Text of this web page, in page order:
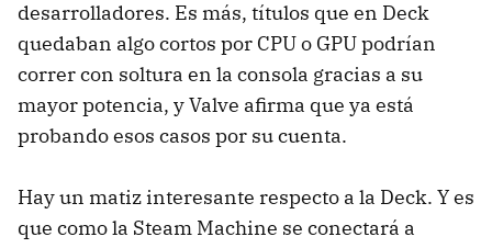
desarrolladores. Es más, títulos que en Deck
quedaban algo cortos por CPU o GPU podrían
correr con soltura en la consola gracias a su
mayor potencia, y Valve afirma que ya está
probando esos casos por su cuenta.
Hay un matiz interesante respecto a la Deck. Y es
que como la Steam Machine se conectará a